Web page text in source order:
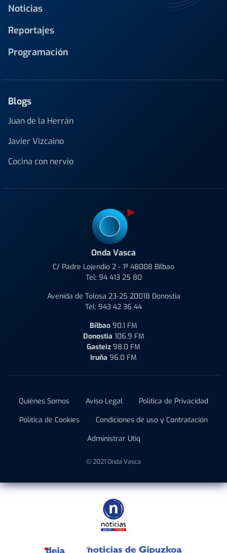
Noticias
Reportajes
Programación
Blogs
Juan de la Herrán
Javier Vizcaino
Cocina con nervio
Onda Vasca
C/ Padre Lojendio 2 - 1º 48008 Bilbao
Tel: 94 413 25 80
Avenida de Tolosa 23-25 20018 Donostia
Tel: 943 42 36 44
Bilbao 90.1 FM
Donostia 106.9 FM
Gasteiz 98.0 FM
Iruña 96.0 FM
Quiénes Somos Aviso Legal
Política de Privacidad
Política de Cookies
Condiciones de uso y Contratación
Administrar Utiq
© 2021 Onda Vasca